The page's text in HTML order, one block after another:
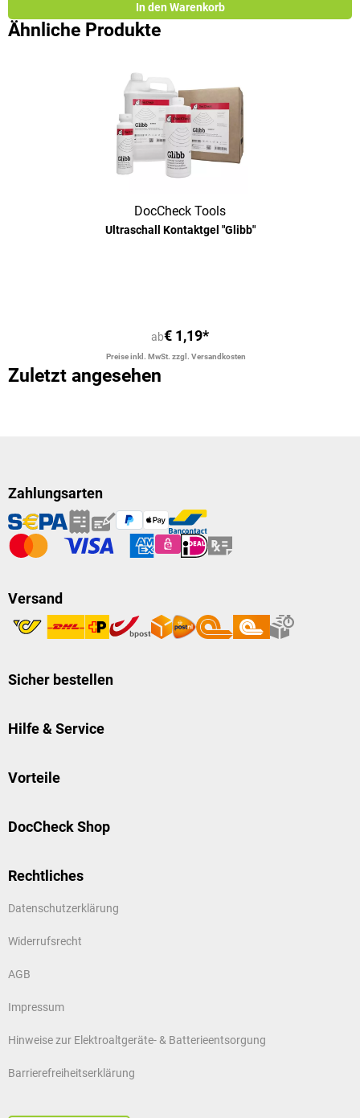
In den Warenkorb
Ähnliche Produkte
DocCheck Tools
Ultraschall Kontaktgel "Glibb"
ab€ 1,19*
Preise inkl. MwSt. zzgl. Versandkosten
Zuletzt angesehen
Zahlungsarten
Versand
Sicher bestellen
Hilfe & Service
Vorteile
DocCheck Shop
Rechtliches
Datenschutzerklärung
Widerrufsrecht
AGB
Impressum
Hinweise zur Elektroaltgeräte- & Batterieentsorgung
Barrierefreiheitserklärung